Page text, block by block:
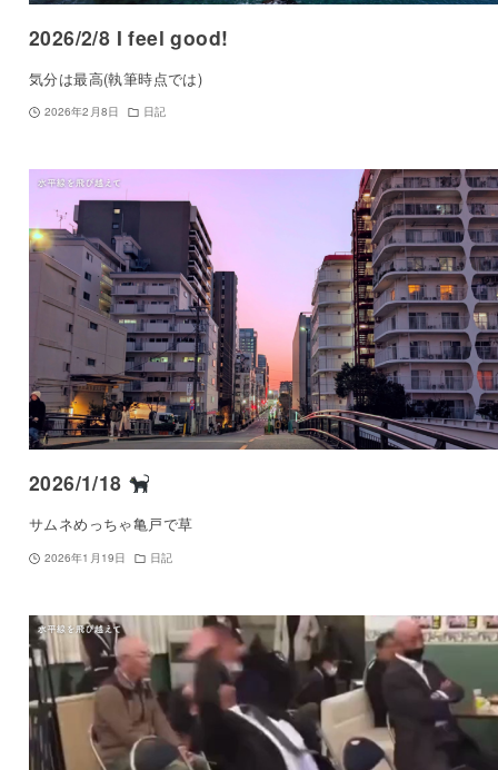
2026/2/8 I feel good!
気分は最高(執筆時点では)
2026年2月8日 日記
2026/1/18
サムネめっちゃ亀戸で草
2026年1月19日 日記